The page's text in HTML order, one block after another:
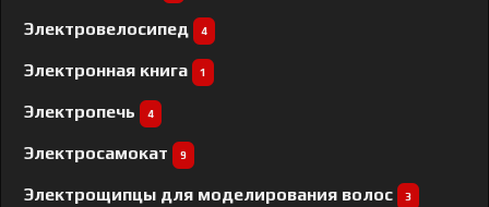
Электровелосипед 4
Электронная книга 1
Электропечь 4
Электросамокат 9
Электрощипцы для моделирования волос 3